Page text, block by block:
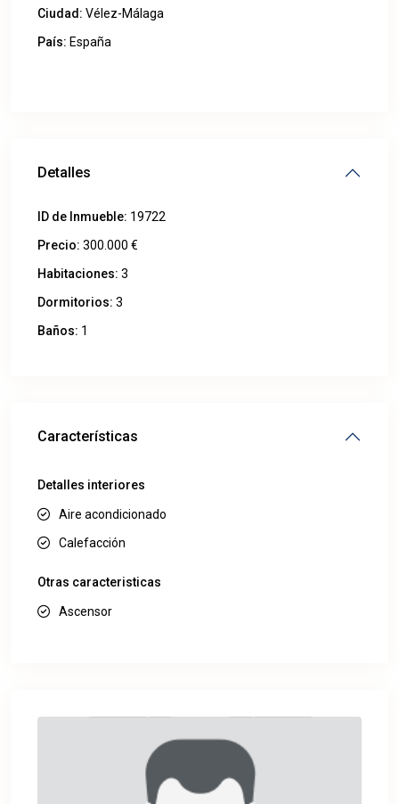
Ciudad: Vélez-Málaga
País: España
Detalles
ID de Inmueble: 19722
Precio: 300.000 €
Habitaciones: 3
Dormitorios: 3
Baños: 1
Características
Detalles interiores
Aire acondicionado
Calefacción
Otras caracteristicas
Ascensor